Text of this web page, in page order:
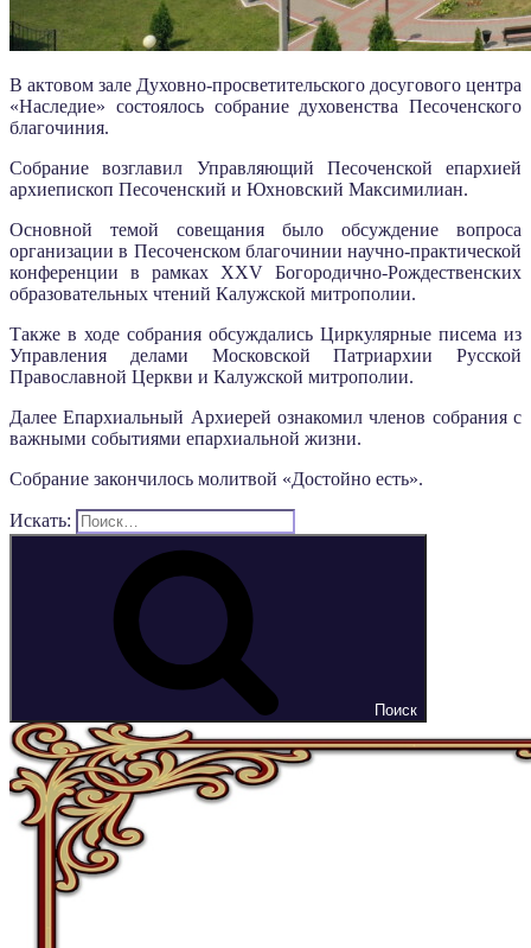
В актовом зале Духовно-просветительского досугового центра
«Наследие» состоялось собрание духовенства Песоченского
благочиния.
Собрание возглавил Управляющий Песоченской епархией
архиепископ Песоченский и Юхновский Максимилиан.
Основной темой совещания было обсуждение вопроса
организации в Песоченском благочинии научно-практической
конференции в рамках XXV Богородично-Рождественских
образовательных чтений Калужской митрополии.
Также в ходе собрания обсуждались Циркулярные писема из
Управления делами Московской Патриархии Русской
Православной Церкви и Калужской митрополии.
Далее Епархиальный Архиерей ознакомил членов собрания с
важными событиями епархиальной жизни.
Собрание закончилось молитвой «Достойно есть».
Искать:
Поиск